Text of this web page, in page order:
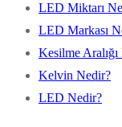
LED Miktarı
LED Markası
Kesilme
Kelvin Nedir?
LED Nedir?